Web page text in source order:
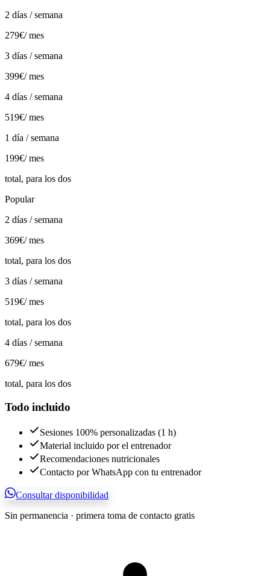
2 días / semana
279€/ mes
3 días / semana
399€/ mes
4 días / semana
519€/ mes
1 día / semana
199€/ mes
total, para los dos
Popular
2 días / semana
369€/ mes
total, para los dos
3 días / semana
519€/ mes
total, para los dos
4 días / semana
679€/ mes
total, para los dos
Todo incluido
Sesiones 100% personalizadas (1 h)
Material incluido por el entrenador
Recomendaciones nutricionales
Contacto por WhatsApp con tu entrenador
Consultar disponibilidad
Sin permanencia · primera toma de contacto gratis